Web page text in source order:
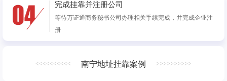
完成挂靠并注册公司
等待万证通商务秘书公司办理相关手续完成，并完成企业注
册
<<<<<<<<<< 南宁地址挂靠案例 >>>>>>>>>>